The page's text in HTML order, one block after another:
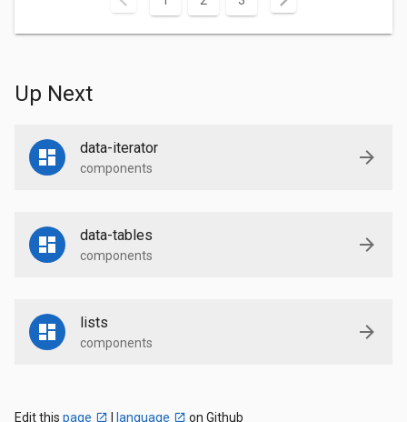
Up Next
data-iterator
components
data-tables
components
lists
components
Edit this page language on Github